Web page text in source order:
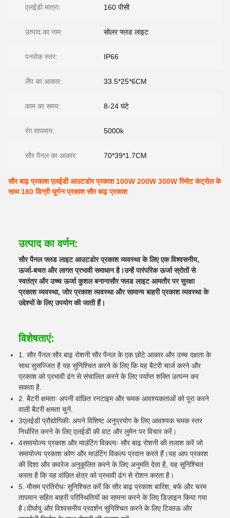
एलईडी मात्रा: 160 पीसी
उत्पाद का नाम: सोलर फ्लड लाइट
पनरोक स्तर: IP66
लैंप का आकार: 33.5*25*6CM
काम का समय: 8-24 घंटे
रंग तापमान: 5000k
सौर पैनल का आकार: 70*39*1.7CM
सौर बाढ़ प्रकाश एलईडी आउटडोर प्रकाश 100W 200W 300W रिमोट कंट्रोल के
साथ 180 डिग्री घूर्णन प्रकाश सौर बाढ़ प्रकाश
उत्पाद का वर्णन:
सौर पैनल फ्लड लाइट आउटडोर प्रकाश व्यवस्था के लिए एक विश्वसनीय,
ऊर्जा-बचत और लागत प्रभावी समाधान है।उन्हें पारंपरिक ऊर्जा स्रोतों से
स्वतंत्र और उच्च ऊर्जा कुशल बनानासौर फ्लड लाइट आमतौर पर सुरक्षा
प्रकाश व्यवस्था, जोर प्रकाश व्यवस्था और सामान्य बाहरी प्रकाश व्यवस्था के
उद्देश्यों के लिए उपयोग की जाती हैं।
विशेषताएं:
1.
सौर पैनल:सौर बाढ़ रोशनी सौर पैनल के एक छोटे आकार और उच्च दक्षता के
साथ सुसज्जित है यह सुनिश्चित करने के लिए कि यह बैटरी चार्ज करने और
प्रकाश को प्रभावी ढंग से संचालित करने के लिए पर्याप्त शक्ति उत्पन्न कर
सकता है.
2. बैटरी क्षमताः अपनी वांछित रनटाइम और चमक आवश्यकताओं को पूरा करने
वाली बैटरी क्षमता चुनें.
3एलईडी प्रौद्योगिकीः अपने विशिष्ट अनुप्रयोग के लिए आवश्यक चमक स्तर
निर्धारित करने के लिए एलईडी की वाट और लुमेन पर विचार करें।
4समायोज्य प्रकाश और माउंटिंग विकल्पः सौर बाढ़ रोशनी की तलाश करें जो
समायोज्य प्रकाश कोण और माउंटिंग विकल्प प्रदान करते हैं।यह आप प्रकाश
की दिशा और कवरेज अनुकूलित करने के लिए अनुमति देता है, यह सुनिश्चित
करता है कि यह वांछित क्षेत्र को प्रभावी ढंग से रोशन करता है।
5. मौसम प्रतिरोधः सुनिश्चित करें कि सौर बाढ़ प्रकाश बारिश, बर्फ और चरम
तापमान सहित बाहरी परिस्थितियों का सामना करने के लिए डिज़ाइन किया गया
है।दीर्घायु और विश्वसनीय प्रदर्शन सुनिश्चित करने के लिए टिकाऊ और